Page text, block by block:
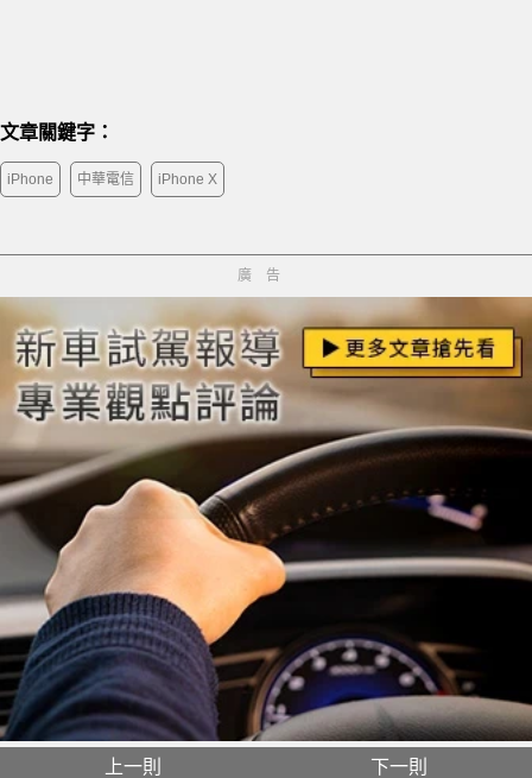
文章關鍵字：
iPhone 中華電信 iPhone X
廣告
上一則 下一則